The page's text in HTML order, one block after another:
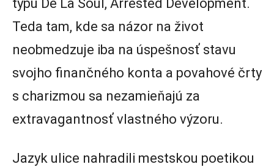
typu De La Soul, Arrested Development.
Teda tam, kde sa názor na život
neobmedzuje iba na úspešnosť stavu
svojho finančného konta a povahové črty
s charizmou sa nezamieňajú za
extravagantnosť vlastného výzoru.
Jazyk ulice nahradili mestskou poetikou